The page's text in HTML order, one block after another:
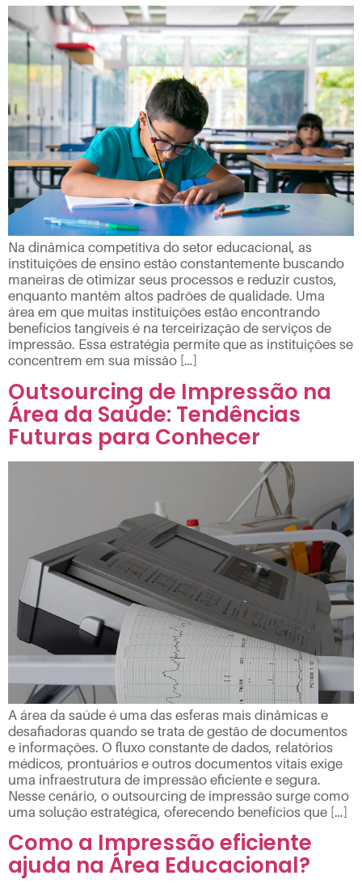
Na dinâmica competitiva do setor educacional, as
instituições de ensino estão constantemente buscando
maneiras de otimizar seus processos e reduzir custos,
enquanto mantêm altos padrões de qualidade. Uma
área em que muitas instituições estão encontrando
benefícios tangíveis é na terceirização de serviços de
impressão. Essa estratégia permite que as instituições se
concentrem em sua missão […]
Outsourcing de Impressão na
Área da Saúde: Tendências
Futuras para Conhecer
A área da saúde é uma das esferas mais dinâmicas e
desafiadoras quando se trata de gestão de documentos
e informações. O fluxo constante de dados, relatórios
médicos, prontuários e outros documentos vitais exige
uma infraestrutura de impressão eficiente e segura.
Nesse cenário, o outsourcing de impressão surge como
uma solução estratégica, oferecendo benefícios que […]
Como a Impressão eficiente
ajuda na Área Educacional?